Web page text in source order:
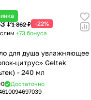
₽1 862 ₽ -22%
+73 бонуса
для душа увлажняющее
цитрус» Geltek
- 240 мл
0
Достаточно